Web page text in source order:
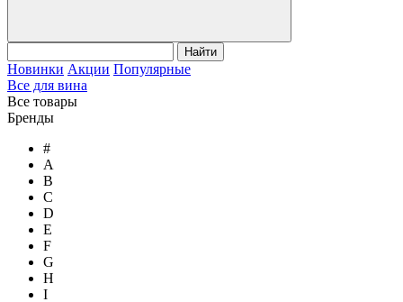
Найти
Новинки Акции Популярные
Все для вина
Все товары
Бренды
#
A
B
C
D
E
F
G
H
I